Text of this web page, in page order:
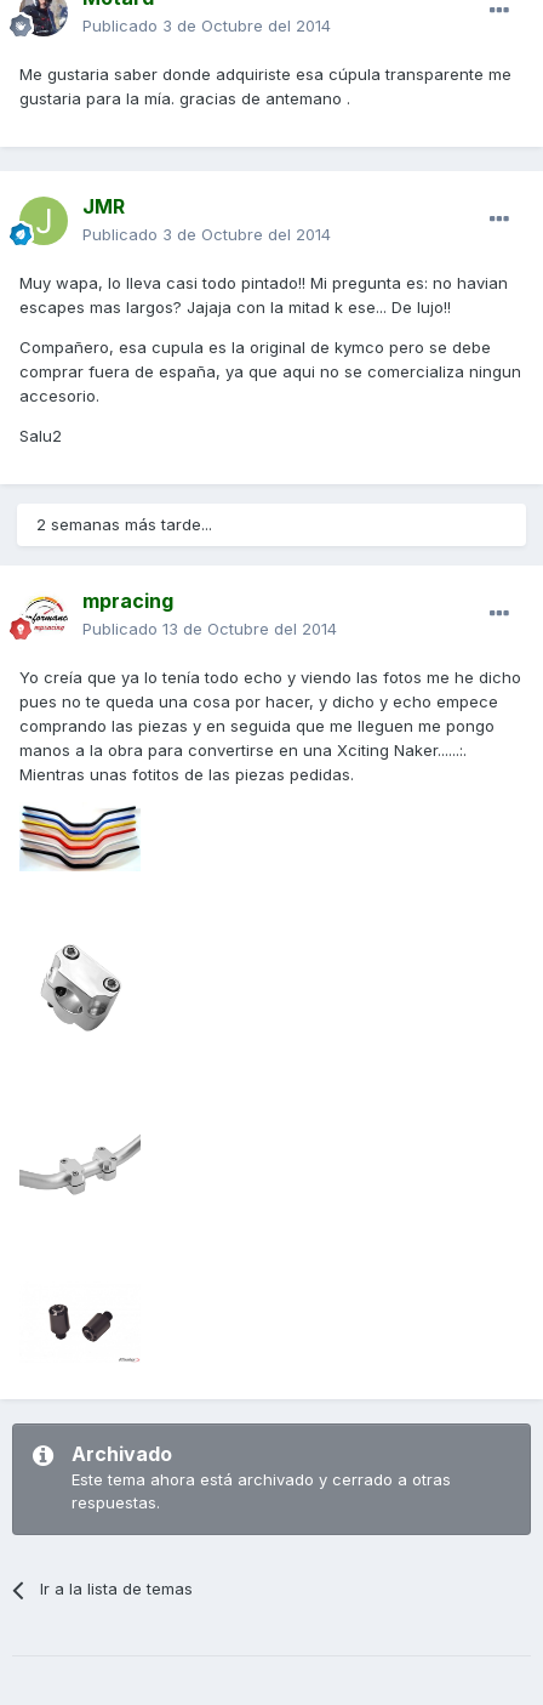
Publicado 3 de Octubre del 2014
Me gustaria saber donde adquiriste esa cúpula transparente me
gustaria para la mía. gracias de antemano .
JMR
Publicado 3 de Octubre del 2014
Muy wapa, lo lleva casi todo pintado!! Mi pregunta es: no havian
escapes mas largos? Jajaja con la mitad k ese... De lujo!!
Compañero, esa cupula es la original de kymco pero se debe
comprar fuera de españa, ya que aqui no se comercializa ningun
accesorio.
Salu2
2 semanas más tarde...
mpracing
Publicado 13 de Octubre del 2014
Yo creía que ya lo tenía todo echo y viendo las fotos me he dicho
pues no te queda una cosa por hacer, y dicho y echo empece
comprando las piezas y en seguida que me lleguen me pongo
manos a la obra para convertirse en una Xciting Naker......:.
Mientras unas fotitos de las piezas pedidas.
Archivado
Este tema ahora está archivado y cerrado a otras
respuestas.
Ir a la lista de temas